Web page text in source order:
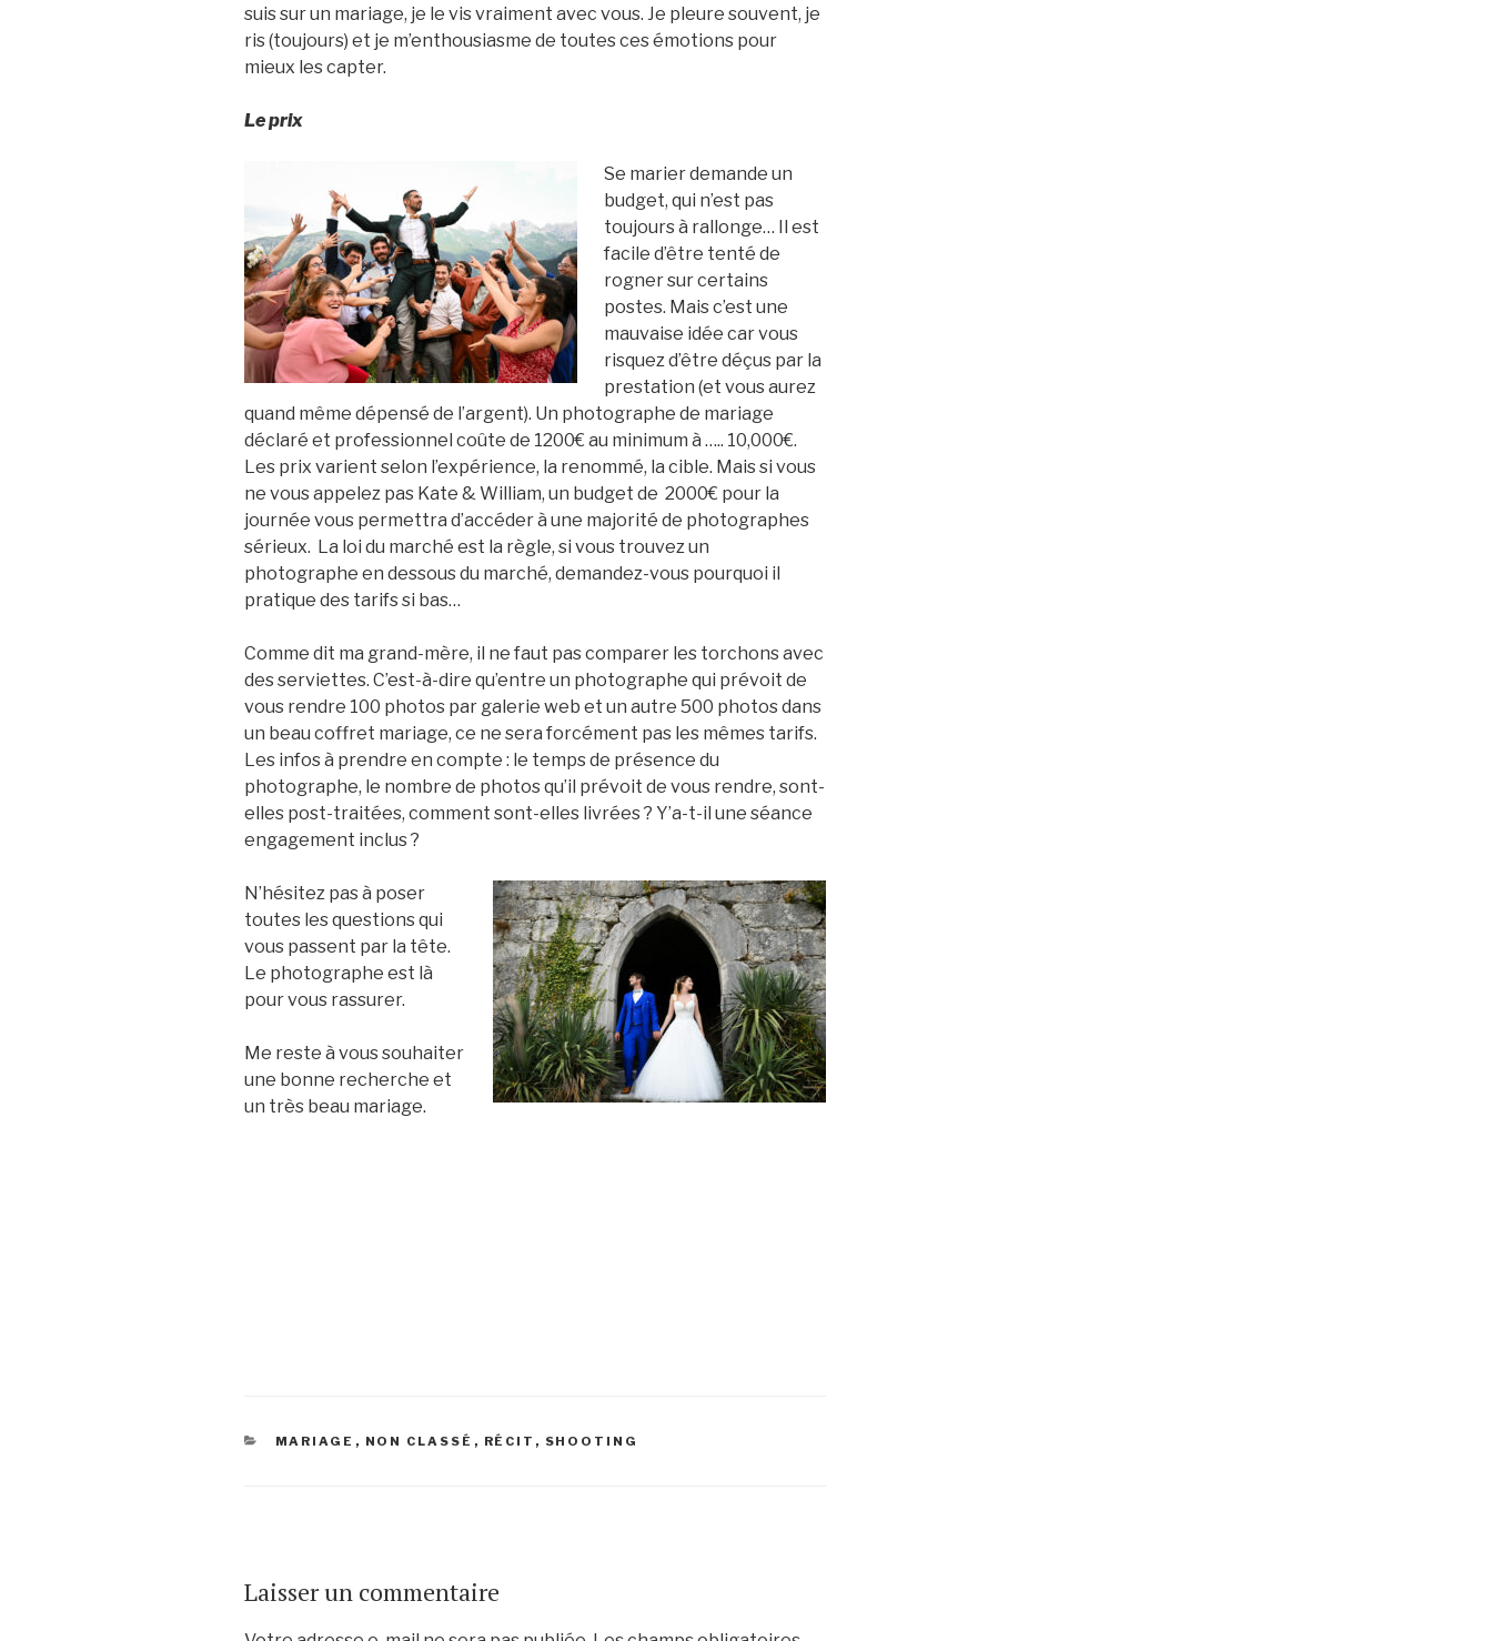
suis sur un mariage, je le vis vraiment avec vous. Je pleure souvent, je
ris (toujours) et je m’enthousiasme de toutes ces émotions pour
mieux les capter.
Le prix
Se marier demande un
budget, qui n’est pas
toujours à rallonge… Il est
facile d’être tenté de
rogner sur certains
postes. Mais c’est une
mauvaise idée car vous
risquez d’être déçus par la
prestation (et vous aurez
quand même dépensé de l’argent). Un photographe de mariage
déclaré et professionnel coûte de 1200€ au minimum à ….. 10,000€.
Les prix varient selon l’expérience, la renommé, la cible. Mais si vous
ne vous appelez pas Kate & William, un budget de 2000€ pour la
journée vous permettra d’accéder à une majorité de photographes
sérieux. La loi du marché est la règle, si vous trouvez un
photographe en dessous du marché, demandez-vous pourquoi il
pratique des tarifs si bas…
Comme dit ma grand-mère, il ne faut pas comparer les torchons avec
des serviettes. C’est-à-dire qu’entre un photographe qui prévoit de
vous rendre 100 photos par galerie web et un autre 500 photos dans
un beau coffret mariage, ce ne sera forcément pas les mêmes tarifs.
Les infos à prendre en compte : le temps de présence du
photographe, le nombre de photos qu’il prévoit de vous rendre, sont-
elles post-traitées, comment sont-elles livrées ? Y’a-t-il une séance
engagement inclus ?
N’hésitez pas à poser
toutes les questions qui
vous passent par la tête.
Le photographe est là
pour vous rassurer.
Me reste à vous souhaiter
une bonne recherche et
un très beau mariage.
CATÉGORIES
MARIAGE , NON CLASSÉ , RÉCIT , SHOOTING
Laisser un commentaire